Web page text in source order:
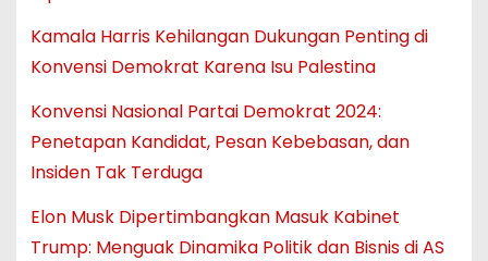
Kamala Harris Kehilangan Dukungan Penting di
Konvensi Demokrat Karena Isu Palestina
Konvensi Nasional Partai Demokrat 2024:
Penetapan Kandidat, Pesan Kebebasan, dan
Insiden Tak Terduga
Elon Musk Dipertimbangkan Masuk Kabinet
Trump: Menguak Dinamika Politik dan Bisnis di AS